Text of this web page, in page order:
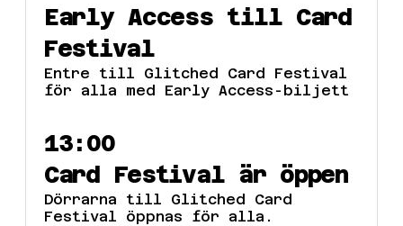
Early Access till Card
Festival
Entre till Glitched Card Festival
för alla med Early Access-biljett
13:00
Card Festival är öppen
Dörrarna till Glitched Card
Festival öppnas för alla.